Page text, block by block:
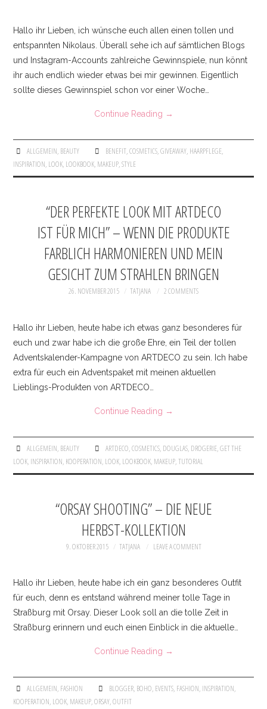
Hallo ihr Lieben, ich wünsche euch allen einen tollen und
entspannten Nikolaus. Überall sehe ich auf sämtlichen Blogs
und Instagram-Accounts zahlreiche Gewinnspiele, nun könnt
ihr auch endlich wieder etwas bei mir gewinnen. Eigentlich
sollte dieses Gewinnspiel schon vor einer Woche…
Continue Reading →
ALLGEMEIN, BEAUTY BENEFIT,COSMETICS,GIVEAWAY, HAARPFLEGE,
INSPIRATION, LOOK, LOOKBOOK, MAKEUP,STYLE
“DER PERFEKTE LOOK MIT ARTDECO
IST FÜR MICH” – WENN DIE PRODUKTE
FARBLICH HARMONIEREN UND MEIN
GESICHT ZUM STRAHLEN BRINGEN
26. NOVEMBER 2015 TATJANA 2 COMMENTS
Hallo ihr Lieben, heute habe ich etwas ganz besonderes für
euch und zwar habe ich die große Ehre, ein Teil der tollen
Adventskalender-Kampagne von ARTDECO zu sein. Ich habe
extra für euch ein Adventspaket mit meinen aktuellen
Lieblings-Produkten von ARTDECO…
Continue Reading →
ALLGEMEIN, BEAUTY ARTDECO,COSMETICS, DOUGLAS, DROGERIE,GET THE
LOOK, INSPIRATION, KOOPERATION, LOOK, LOOKBOOK, MAKEUP,TUTORIAL
“ORSAY SHOOTING” – DIE NEUE
HERBST-KOLLEKTION
9. OKTOBER 2015 TATJANA LEAVE A COMMENT
Hallo ihr Lieben, heute habe ich ein ganz besonderes Outfit
für euch, denn es entstand während meiner tolle Tage in
Straßburg mit Orsay. Dieser Look soll an die tolle Zeit in
Straßburg erinnern und euch einen Einblick in die aktuelle…
Continue Reading →
ALLGEMEIN, FASHION BLOGGER, BOHO, EVENTS, FASHION, INSPIRATION,
KOOPERATION, LOOK, MAKEUP,ORSAY,OUTFIT